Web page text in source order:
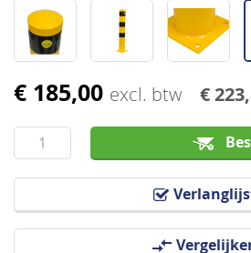
€ 185,00 excl. btw €
Ga
het
begin
van